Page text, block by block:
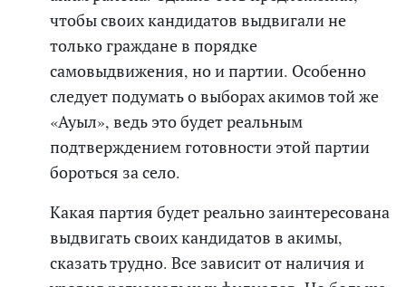
чтобысвоих кандидатов выдвигалине
только граждане в порядке
самовыдвижения, нои партии. Особенно
следует подумать о выборах акимов той же
«Ауыл», ведь это будет реальным
подтверждением готовности этой партии
бороться за село.
Какая партия будет реально заинтересована
выдвигать своих кандидатов в акимы,
сказать трудно. Все зависит от наличия и